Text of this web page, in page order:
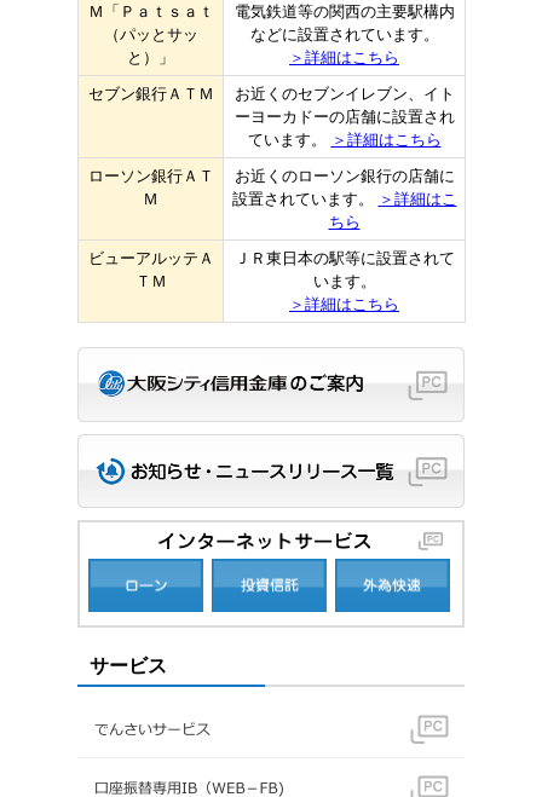
Ｍ「Ｐａｔｓａｔ
（パッとサッ
と）」
電気鉄道等の関西の主要駅構内
などに設置されています。
＞詳細はこちら
セブン銀行ＡＴＭ
お近くのセブンイレブン、イト
ーヨーカドーの店舗に設置され
ています。
＞詳細はこちら
ローソン銀行ＡＴ
Ｍ
お近くのローソン銀行の店舗に
設置されています。
＞詳細はこ
ちら
ビューアルッテＡ
ＴＭ
ＪＲ東日本の駅等に設置されて
います。
＞詳細はこちら
サービス